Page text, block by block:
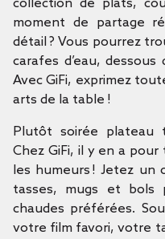
collection de plats,
moment de partage
détail ? Vous pourrez
carafes d’eau,
Avec GiFi, exprimez
arts de la table !
Plutôt soirée plateau
Chez GiFi, il y en a
les humeurs ! Jetez
tasses, mugs et bols
chaudes préférées.
votre film favori, votre